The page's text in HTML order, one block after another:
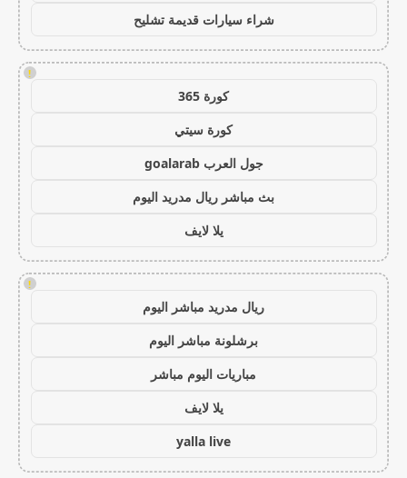
شراء سيارات قديمة تشليح
!
كورة 365
كورة سيتي
جول العرب goalarab
بث مباشر ريال مدريد اليوم
يلا لايف
!
ريال مدريد مباشر اليوم
برشلونة مباشر اليوم
مباريات اليوم مباشر
يلا لايف
yalla live